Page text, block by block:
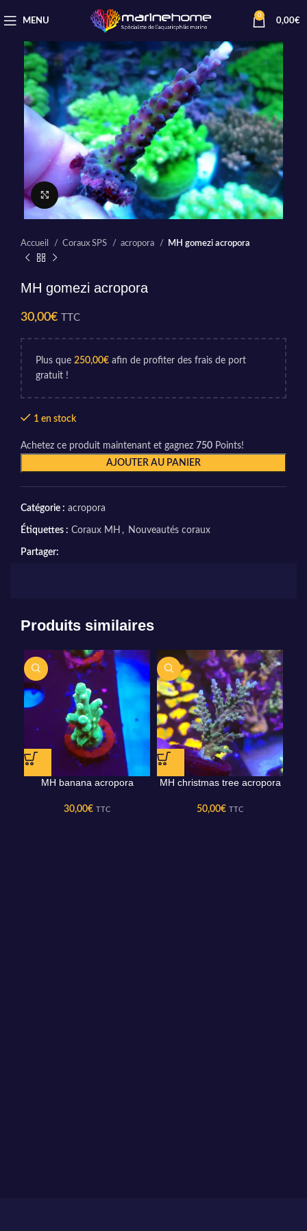
MENU
0
0,00€
Cliquez pour agrandir
Accueil Coraux SPS acropora MH gomezi acropora
MH gomezi acropora
30,00€ TTC
Plus que 250,00€ afin de profiter des frais de port
gratuit !
1 en stock
Achetez ce produit maintenant et gagnez 750 Points!
AJOUTER AU PANIER
Catégorie : acropora
Étiquettes : Coraux MH , Nouveautés coraux
Partager:
Produits similaires
MH banana acropora
30,00€ TTC
MH christmas tree acropora
50,00€ TTC